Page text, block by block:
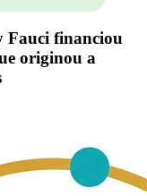
Fauci financiou
originou a